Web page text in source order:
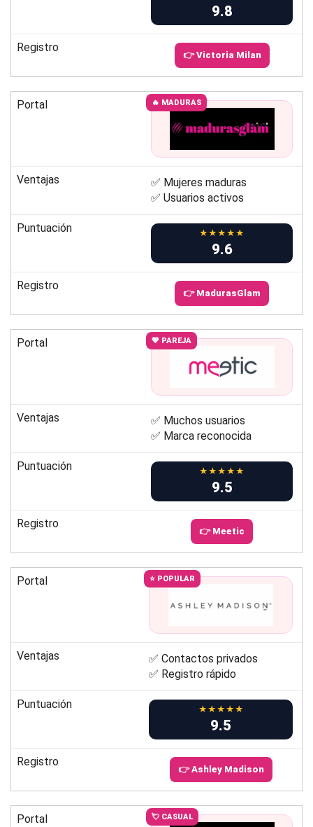
9.8
Registro
👉 Victoria Milan
Portal 🔥 MADURAS
Ventajas
✅ Mujeres maduras
✅ Usuarios activos
Puntuación ★★★★★
9.6
Registro
👉 MadurasGlam
Portal 💖 PAREJA
Ventajas
✅ Muchos usuarios
✅ Marca reconocida
Puntuación ★★★★★
9.5
Registro
👉 Meetic
Portal ⭐ POPULAR
Ventajas
✅ Contactos privados
✅ Registro rápido
Puntuación ★★★★★
9.5
Registro
👉 Ashley Madison
Portal 💘 CASUAL